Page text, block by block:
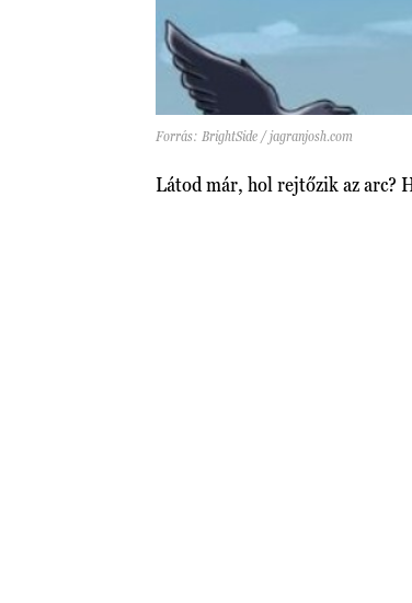
Forrás: BrightSide / jagranjosh.com
Látod már, hol rejtőzik az arc?